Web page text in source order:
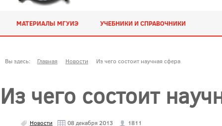
МАТЕРИАЛЫ МГУИЭ УЧЕБНИКИ И СПРАВОЧНИКИ
Вы здесь: Главная Новости Из чего состоит научная сфера
Из чего состоит
Новости 08 декабря 2013 1811